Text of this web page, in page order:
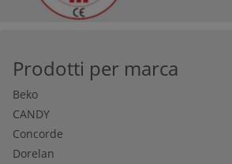
Prodotti per marca
Beko
CANDY
Concorde
Dorelan